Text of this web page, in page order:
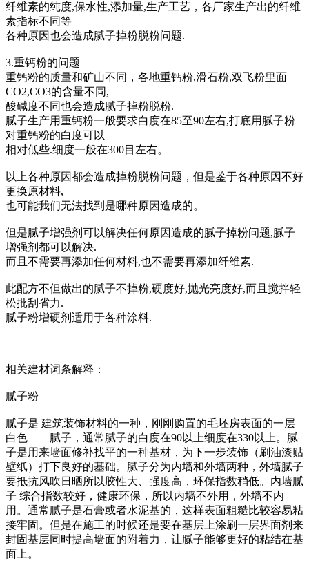
纤维素的纯度,保水性,添加量,生产工艺，各厂家生产出的纤维
素指标不同等
各种原因也会造成腻子掉粉脱粉问题.
3.重钙粉的问题
重钙粉的质量和矿山不同，各地重钙粉,滑石粉,双飞粉里面
CO2,CO3的含量不同,
酸碱度不同也会造成腻子掉粉脱粉.
腻子生产用重钙粉一般要求白度在85至90左右,打底用腻子粉
对重钙粉的白度可以
相对低些.细度一般在300目左右。
以上各种原因都会造成掉粉脱粉问题，但是鉴于各种原因不好
更换原材料,
也可能我们无法找到是哪种原因造成的。
但是腻子增强剂可以解决任何原因造成的腻子掉粉问题,腻子
增强剂都可以解决.
而且不需要再添加任何材料,也不需要再添加纤维素.
此配方不但做出的腻子不掉粉,硬度好,抛光亮度好,而且搅拌轻
松批刮省力.
腻子粉增硬剂适用于各种涂料.
相关建材词条解释：
腻子粉
腻子是 建筑装饰材料的一种，刚刚购置的毛坯房表面的一层
白色——腻子，通常腻子的白度在90以上细度在330以上。腻
子是用来墙面修补找平的一种基材，为下一步装饰（刷油漆贴
壁纸）打下良好的基础。腻子分为内墙和外墙两种，外墙腻子
要抵抗风吹日晒所以胶性大、强度高，环保指数稍低。内墙腻
子 综合指数较好，健康环保，所以内墙不外用，外墙不内
用。通常腻子是石膏或者水泥基的，这样表面粗糙比较容易粘
接牢固。但是在施工的时候还是要在基层上涂刷一层界面剂来
封固基层同时提高墙面的附着力，让腻子能够更好的粘结在基
面上。